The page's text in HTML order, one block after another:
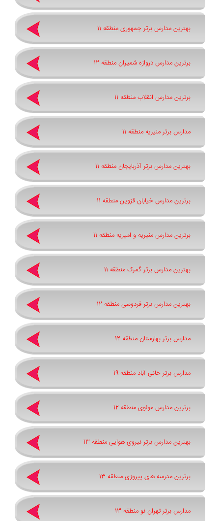
بهترین مدارس برتر جمهوری منطقه 11
برترین مدارس دروازه شمیران منطقه 12
برترین مدارس انقلاب منطقه 11
مدارس برتر منیریه منطقه 11
بهترین مدارس برتر آذربایجان منطقه 11
برترین مدارس خیابان قزوین منطقه 11
برترین مدارس منیریه و امیریه منطقه 11
بهترین مدارس برتر گمرک منطقه 11
بهترین مدارس برتر فردوسی منطقه 12
مدارس برتر بهارستان منطقه 12
مدارس برتر خانی آباد منطقه 19
برترین مدارس مولوی منطقه 12
بهترین مدارس برتر نیروی هوایی منطقه 13
برترین مدرسه های پیروزی منطقه 13
مدارس برتر تهران نو منطقه 13